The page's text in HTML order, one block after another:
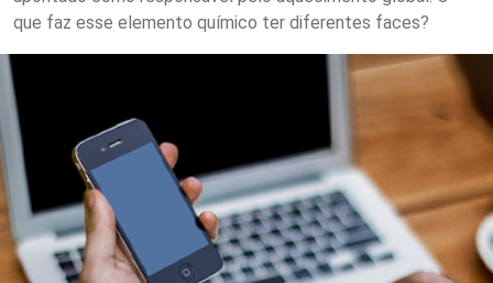
que faz esse elemento químico ter diferentes faces?